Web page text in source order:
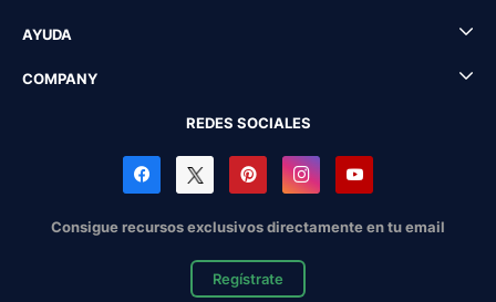
AYUDA
COMPANY
REDES SOCIALES
Consigue recursos exclusivos directamente en tu email
Regístrate